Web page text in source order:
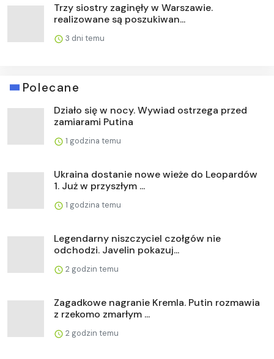
Trzy siostry zaginęły w Warszawie.
realizowane są poszukiwan...
3 dni temu
Polecane
Działo się w nocy. Wywiad ostrzega przed
zamiarami Putina
1 godzina temu
Ukraina dostanie nowe wieże do Leopardów
1. Już w przyszłym ...
1 godzina temu
Legendarny niszczyciel czołgów nie
odchodzi. Javelin pokazuj...
2 godzin temu
Zagadkowe nagranie Kremla. Putin rozmawia
z rzekomo zmarłym ...
2 godzin temu